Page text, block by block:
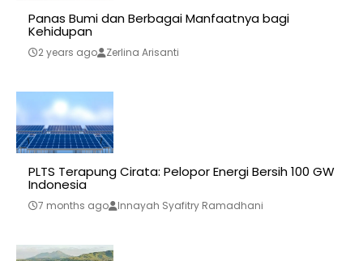
Panas Bumi dan Berbagai Manfaatnya bagi
Kehidupan
2 years ago Zerlina Arisanti
PLTS Terapung Cirata: Pelopor Energi Bersih 100 GW
Indonesia
7 months ago Innayah Syafitry Ramadhani